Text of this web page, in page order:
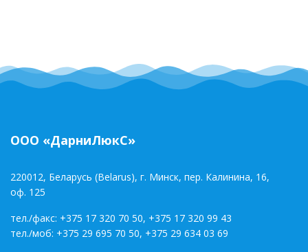
ООО «ДарниЛюкС»
220012, Беларусь (Belarus), г. Минск, пер. Калинина, 16,
оф. 125
тел./факс: +375 17 320 70 50, +375 17 320 99 43
тел./моб: +375 29 695 70 50, +375 29 634 03 69